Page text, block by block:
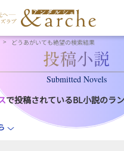
どうあがいても絶望の検索結果
Submitted Novels
で投稿されているBL小説のラン